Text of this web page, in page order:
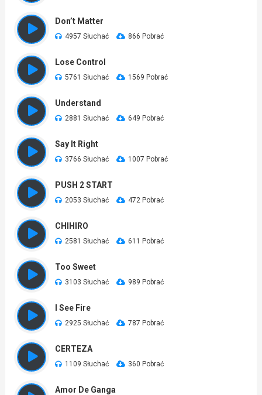
Don’t Matter
4957 Słuchać 866 Pobrać
Lose Control
5761 Słuchać 1569 Pobrać
Understand
2881 Słuchać 649 Pobrać
Say It Right
3766 Słuchać 1007 Pobrać
PUSH 2 START
2053 Słuchać 472 Pobrać
CHIHIRO
2581 Słuchać 611 Pobrać
Too Sweet
3103 Słuchać 989 Pobrać
I See Fire
2925 Słuchać 787 Pobrać
CERTEZA
1109 Słuchać 360 Pobrać
Amor De Ganga